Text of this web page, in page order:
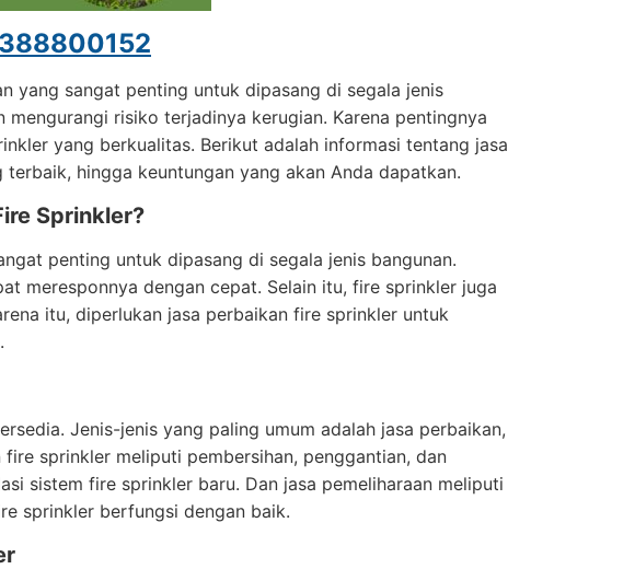
yang sangat penting untuk dipasang di segala jenis
risiko terjadinya kerugian. Karena pentingnya
yang berkualitas. Berikut adalah informasi tentang jasa
hingga keuntungan yang akan Anda dapatkan.
Sprinkler?
penting untuk dipasang di segala jenis bangunan.
meresponnya dengan cepat. Selain itu, fire sprinkler juga
itu, diperlukan jasa perbaikan fire sprinkler untuk
Jenis-jenis yang paling umum adalah jasa perbaikan,
sprinkler meliputi pembersihan, penggantian, dan
sistem fire sprinkler baru. Dan jasa pemeliharaan meliputi
sprinkler berfungsi dengan baik.